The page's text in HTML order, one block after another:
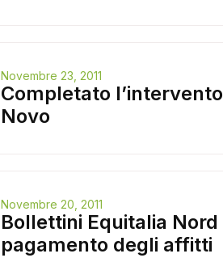
Novembre 23, 2011
Completato
Novo
Novembre 20, 2011
Bollettini Equitalia
pagamento degli affitti